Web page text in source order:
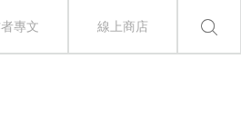
專文 線上商店